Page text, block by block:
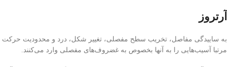
آرتروز
به ساییدگی مفاصل، تخریب سطح مفصلی، تغییر شکل، درد و محدودیت حرکت
مرتبا آسیب‌هایی را به آنها بخصوص به غضروف‌های مفصلی وارد می‌کنند.